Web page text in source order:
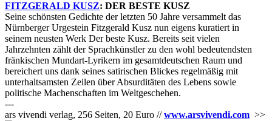
FITZGERALD KUSZ: DER BESTE KUSZ
Seine schönsten Gedichte der letzten 50 Jahre versammelt das
Nürnberger Urgestein Fitzgerald Kusz nun eigens kuratiert in
seinem neusten Werk Der beste Kusz. Bereits seit vielen
Jahrzehnten zählt der Sprachkünstler zu den wohl bedeutendsten
fränkischen Mundart-Lyrikern im gesamtdeutschen Raum und
bereichert uns dank seines satirischen Blickes regelmäßig mit
unterhaltsamsten Zeilen über Absurditäten des Lebens sowie
politische Machenschaften im Weltgeschehen.
---
ars vivendi verlag, 256 Seiten, 20 Euro //www.arsvivendi.com >>